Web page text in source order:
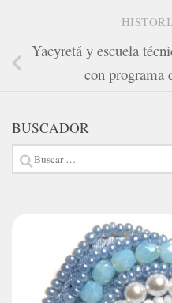
Yacyretá y escuela
con programa
BUSCADOR
Buscar: